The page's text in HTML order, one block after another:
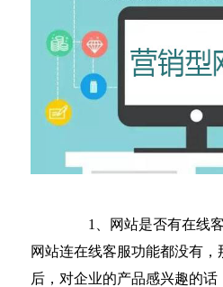
1、网站是否有在线客
网站连在线客服功能都没有
后，对企业的产品感兴趣的话